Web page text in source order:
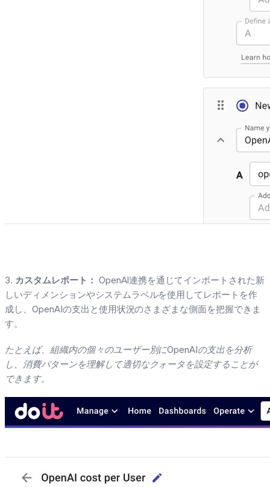
3. カスタムレポート： OpenAI連携を通じてインポートされた新
しいディメンションやシステムラベルを使用してレポートを作
成し、OpenAIの支出と使用状況のさまざまな側面を把握できま
す。
たとえば、組織内の個々のユーザー別にOpenAIの支出を分析
し、消費パターンを理解して適切なクォータを設定することが
できます。